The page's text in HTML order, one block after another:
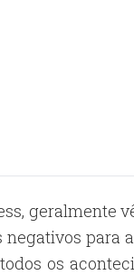
geralmente
para
os